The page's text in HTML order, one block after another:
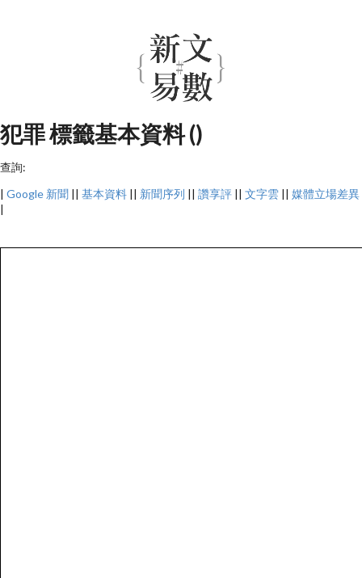
犯罪 標籤基本資料 ()
查詢:
| Google 新聞 || 基本資料 || 新聞序列 || 讚享評 || 文字雲 || 媒體立場差異
|